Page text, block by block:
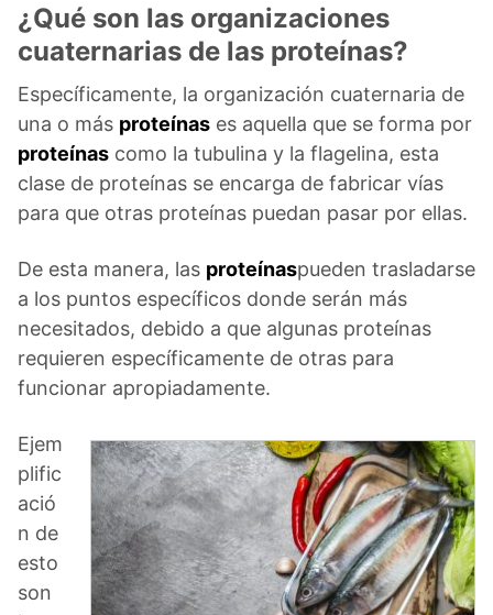
¿Qué son las organizaciones
cuaternarias de las proteínas?
Específicamente, la organización cuaternaria de
una o más proteínas es aquella que se forma por
proteínas como la tubulina y la flagelina, esta
clase de proteínas se encarga de fabricar vías
para que otras proteínas puedan pasar por ellas.
De esta manera, las proteínaspueden trasladarse
a los puntos específicos donde serán más
necesitados, debido a que algunas proteínas
requieren específicamente de otras para
funcionar apropiadamente.
Ejem
plific
ació
n de
esto
son